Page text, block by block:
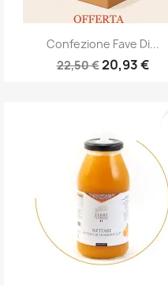
Confezione Fave Di...
22,50 €20,93 €